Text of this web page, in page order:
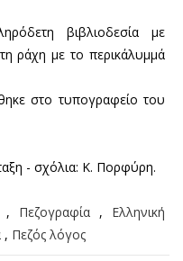
βιβλιοδεσία με
ράχη με το περικάλυμμά
στο τυπογραφείο του
- σχόλια: Κ. Πορφύρη.
, Πεζογραφία, Ελληνική
, Πεζός λόγος